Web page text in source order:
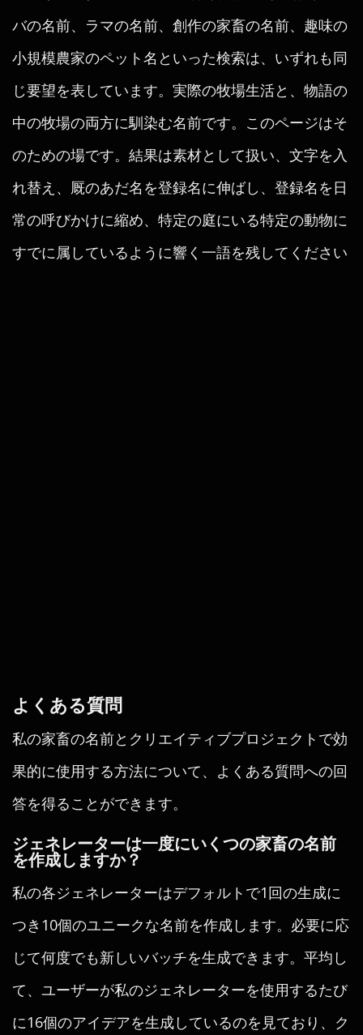
バの名前、ラマの名前、創作の家畜の名前、趣味の
小規模農家のペット名といった検索は、いずれも同
じ要望を表しています。実際の牧場生活と、物語の
中の牧場の両方に馴染む名前です。このページはそ
のための場です。結果は素材として扱い、文字を入
れ替え、厩のあだ名を登録名に伸ばし、登録名を日
常の呼びかけに縮め、特定の庭にいる特定の動物に
すでに属しているように響く一語を残してください
よくある質問
私の家畜の名前とクリエイティブプロジェクトで効
果的に使用する方法について、よくある質問への回
答を得ることができます。
ジェネレーターは一度にいくつの家畜の名前
を作成しますか？
私の各ジェネレーターはデフォルトで1回の生成に
つき10個のユニークな名前を作成します。必要に応
じて何度でも新しいバッチを生成できます。平均し
て、ユーザーが私のジェネレーターを使用するたび
に16個のアイデアを生成しているのを見ており、ク